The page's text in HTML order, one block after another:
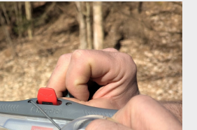
6
6
6